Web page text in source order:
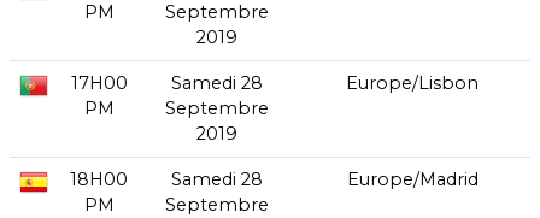
PM
Septembre
2019
17H00
PM
Samedi 28
Septembre
2019
Europe/Lisbon
18H00
PM
Samedi 28
Septembre
Europe/Madrid